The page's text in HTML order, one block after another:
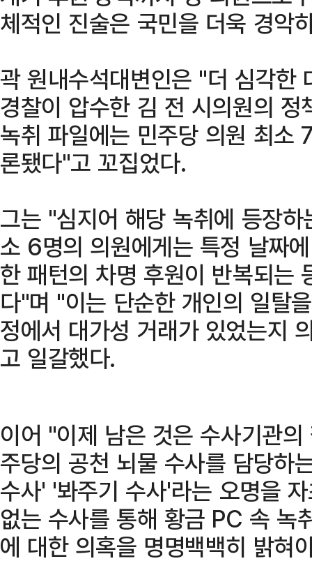
체적인 진술은 국민을 더욱 경악
곽 원내수석대변인은 "더 심각한
경찰이 압수한 김 전 시의원의
녹취 파일에는 민주당 의원 최소
론됐다"고 꼬집었다.
그는 "심지어 해당 녹취에 등장
소 6명의 의원에게는 특정 날짜
한 패턴의 차명 후원이 반복되는
다"며 "이는 단순한 개인의 일탈
정에서 대가성 거래가 있었는지
고 일갈했다.
이어 "이제 남은 것은 수사기관
주당의 공천 뇌물 수사를 담당하
수사' '봐주기 수사'라는 오명을
없는 수사를 통해 황금 PC 속 녹
에 대한 의혹을 명명백백히 밝혀